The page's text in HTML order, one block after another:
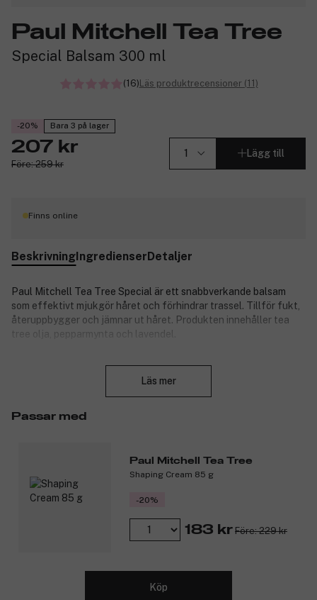
Paul Mitchell Tea Tree
Special Balsam 300 ml
(16) Läs produktrecensioner (11)
-20% Bara 3 på lager
207 kr
Före: 259 kr
Lägg till
Finns online
BeskrivningIngredienserDetaljer
Paul Mitchell Tea Tree Special är ett snabbverkande balsam
som effektivt mjukgör håret och förhindrar trassel. Tillför fukt,
återuppbygger och jämnar ut håret. Produkten innehåller tea
tree olja, pepparmynta och lavendel.
Läs mer
Passar med
Paul Mitchell Tea Tree
Shaping Cream 85 g
-20%
183 kr Före: 229 kr
Köp